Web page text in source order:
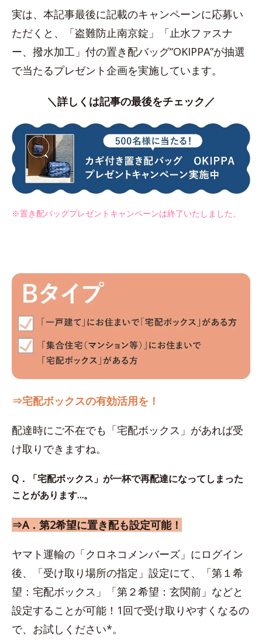
実は、本記事最後に記載のキャンペーンに応募い
ただくと、「盗難防止南京錠」「止水ファスナ
ー、撥水加工」付の置き配バッグ“OKIPPA”が抽選
で当たるプレゼント企画を実施しています。
＼詳しくは記事の最後をチェック／
※置き配バッグプレゼントキャンペーンは終了いたしました。
⇒宅配ボックスの有効活用を！
配達時にご不在でも「宅配ボックス」があれば受
け取りできますね。
Q．「宅配ボックス」が一杯で再配達になってしまった
ことがあります…。
⇒A．第2希望に置き配も設定可能！
ヤマト運輸の「クロネコメンバーズ」にログイン
後、「受け取り場所の指定」設定にて、「第１希
望：宅配ボックス」「第２希望：玄関前」などと
設定することが可能！1回で受け取りやすくなるの
で、お試しください*。